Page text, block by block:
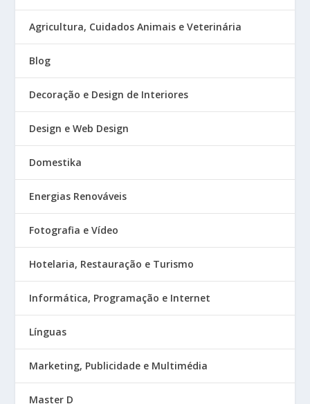
Agricultura, Cuidados Animais e Veterinária
Blog
Decoração e Design de Interiores
Design e Web Design
Domestika
Energias Renováveis
Fotografia e Vídeo
Hotelaria, Restauração e Turismo
Informática, Programação e Internet
Línguas
Marketing, Publicidade e Multimédia
Master D